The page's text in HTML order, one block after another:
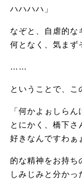
ハハハハ」
なぞと、自虐的な
何となく、気まず
……
ということで、こ
「何かよぉしらん
とにかく、橋下さ
好きなんですわぁ
的な精神をお持ち
しみじみと分かっ